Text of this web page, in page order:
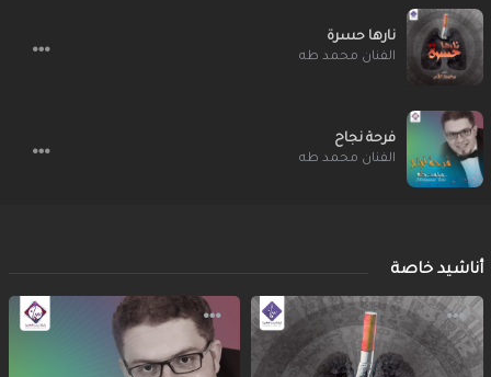
نارها حسرة
الفنان محمد طه
فرحة نجاح
الفنان محمد طه
أناشيد خاصة